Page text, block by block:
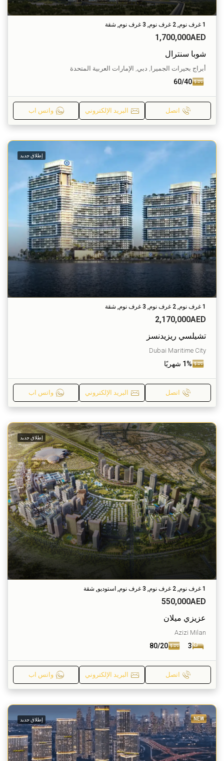
1 غرف نوم, 2 غرف نوم, 3 غرف نوم, شقة
1,700,000AED
شوبا سنترال
أبراج بحيرات الجميرا, دبي, الإمارات العربية المتحدة
60/40
اتصل البريد الإلكتروني واتس اب
إطلاق جديد
1 غرف نوم, 2 غرف نوم, 3 غرف نوم, شقة
2,170,000AED
تشيلسي ريزيدنسز
Dubai Maritime City
1% شهريًا
اتصل البريد الإلكتروني واتس اب
إطلاق جديد
1 غرف نوم, 2 غرف نوم, 3 غرف نوم, استوديو, شقة
550,000AED
عزيزي ميلان
Azizi Milan
3
80/20
اتصل البريد الإلكتروني واتس اب
NEW إطلاق جديد